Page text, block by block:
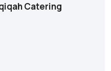
Catering